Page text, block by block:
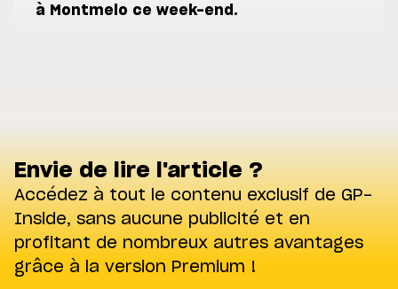
à Montmelo ce week-end.
Envie de lire l'article ?
Accédez à tout le contenu exclusif de GP-
Inside, sans aucune publicité et en
profitant de nombreux autres avantages
grâce à la version Premium !